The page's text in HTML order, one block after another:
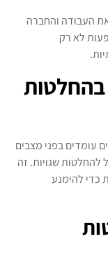
העבודה והחברה
לא רק
בהחלטות
עומדים בפני מצבים
להחלטות שגויות. זה
כדי להימנע